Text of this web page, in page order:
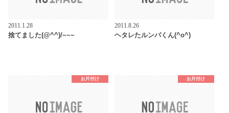
2011.1.28
捨てました(@^^)/~~~
2011.8.26
ヘタレたルンバくん(^o^)
お片付け お片付け